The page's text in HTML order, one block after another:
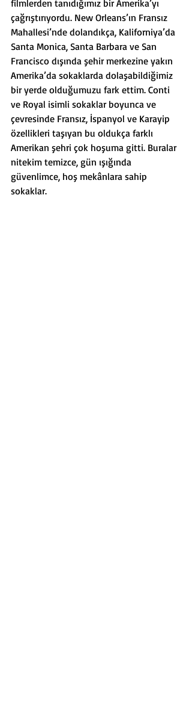
filmlerden tanıdığımız bir Amerika’yı
çağrıştırıyordu. New Orleans’ın Fransız
Mahallesi’nde dolandıkça, Kaliforniya’da
Santa Monica, Santa Barbara ve San
Francisco dışında şehir merkezine yakın
Amerika’da sokaklarda dolaşabildiğimiz
bir yerde olduğumuzu fark ettim. Conti
ve Royal isimli sokaklar boyunca ve
çevresinde Fransız, İspanyol ve Karayip
özellikleri taşıyan bu oldukça farklı
Amerikan şehri çok hoşuma gitti. Buralar
nitekim temizce, gün ışığında
güvenlimce, hoş mekânlara sahip
sokaklar.